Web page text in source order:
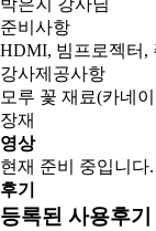
박은지 강사님
준비사항
HDMI, 빔프로젝터,
강사제공사항
모루 꽃 재료(카네
장재
영상
현재 준비 중입니다.
후기
등록된 사용후기